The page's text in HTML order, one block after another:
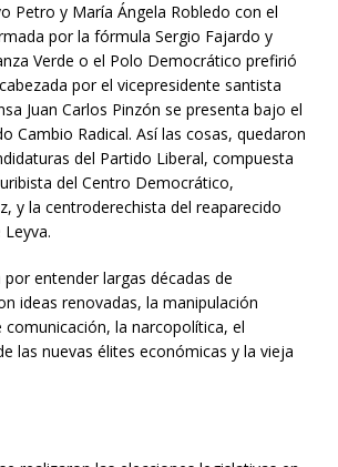
Petro y María Ángela Robledo con el
por la fórmula Sergio Fajardo y
Verde o el Polo Democrático prefirió
por el vicepresidente santista
Juan Carlos Pinzón se presenta bajo el
Cambio Radical. Así las cosas, quedaron
del Partido Liberal, compuesta
del Centro Democrático,
y la centroderechista del reaparecido
entender largas décadas de
ideas renovadas, la manipulación
la narcopolítica, el
las nuevas élites económicas y la vieja